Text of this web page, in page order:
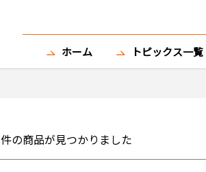
ホーム トピックス一覧
件の商品が見つかりました